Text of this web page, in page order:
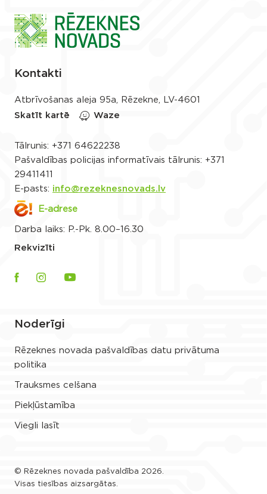
Kontakti
Atbrīvošanas aleja 95a, Rēzekne, LV-4601
Skatīt kartē
Waze
Tālrunis: +371 64622238
Pašvaldības policijas informatīvais tālrunis: +371
29411411
E-pasts: info@rezeknesnovads.lv
E-adrese
Darba laiks: P.-Pk. 8.00–16.30
Rekvizīti
Noderīgi
Rēzeknes novada pašvaldības datu privātuma
politika
Trauksmes celšana
Piekļūstamība
Viegli lasīt
© Rēzeknes novada pašvaldība 2026.
Visas tiesības aizsargātas.